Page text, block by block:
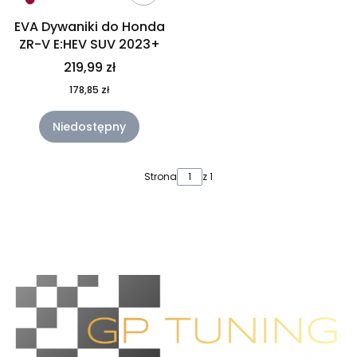
EVA Dywaniki do Honda
ZR-V E:HEV SUV 2023+
219,99 zł
178,85 zł
Niedostępny
Strona z 1